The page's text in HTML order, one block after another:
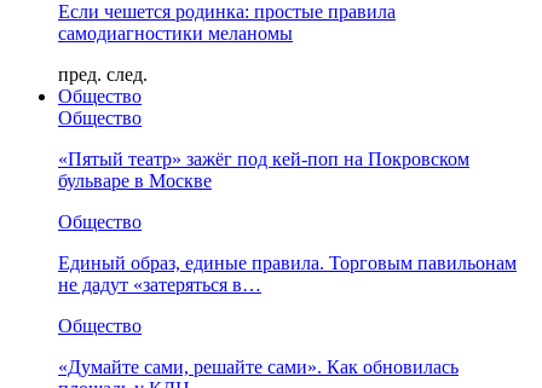
Если чешется родинка: простые правила
самодиагностики меланомы
пред. след.
Общество
Общество
«Пятый театр» зажёг под кей-поп на Покровском
бульваре в Москве
Общество
Единый образ, единые правила. Торговым павильонам
не дадут «затеряться в…
Общество
«Думайте сами, решайте сами». Как обновилась